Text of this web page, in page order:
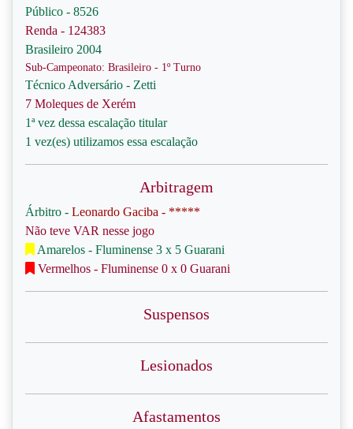
Público - 8526
Renda - 124383
Brasileiro 2004
Sub-Campeonato: Brasileiro - 1º Turno
Técnico Adversário - Zetti
7 Moleques de Xerém
1ª vez dessa escalação titular
1 vez(es) utilizamos essa escalação
Arbitragem
Árbitro - Leonardo Gaciba - *****
Não teve VAR nesse jogo
Amarelos - Fluminense 3 x 5 Guarani
Vermelhos - Fluminense 0 x 0 Guarani
Suspensos
Lesionados
Afastamentos